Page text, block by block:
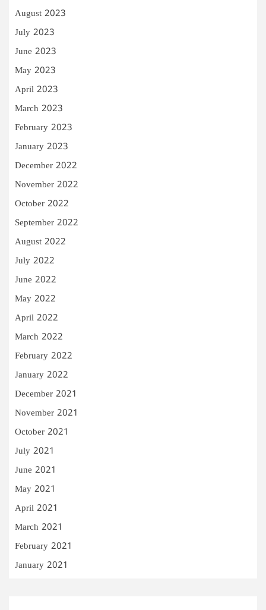
August 2023
July 2023
June 2023
May 2023
April 2023
March 2023
February 2023
January 2023
December 2022
November 2022
October 2022
September 2022
August 2022
July 2022
June 2022
May 2022
April 2022
March 2022
February 2022
January 2022
December 2021
November 2021
October 2021
July 2021
June 2021
May 2021
April 2021
March 2021
February 2021
January 2021